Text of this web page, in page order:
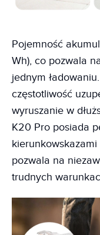
Pojemność
Wh), co pozwala
jednym
częstotliwość
wyruszanie w
K20 Pro posiada
pozwala na
trudnych